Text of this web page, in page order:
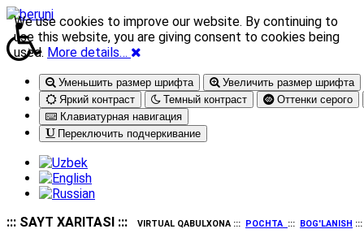
Уменьшить размер шрифта
Увеличить размер шрифта
Яркий контраст
Темный контраст
Оттенки серого
Клавиатурная навигация
Переключить подчеркивание
::: SAYT XARITASI ::: VIRTUAL QABULXONA ::: POCHTA ::: BOG'LANISH
We use cookies to improve our website. By continuing to
use this website, you are giving consent to cookies being
used. More details…